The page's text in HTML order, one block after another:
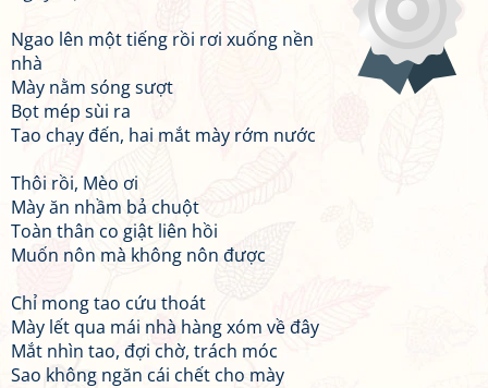
Ngao lên một tiếng rồi rơi xuống nền
nhà
Mày nằm sóng sượt
Bọt mép sùi ra
Tao chạy đến, hai mắt mày rớm nước
Thôi rồi, Mèo ơi
Mày ăn nhầm bả chuột
Toàn thân co giật liên hồi
Muốn nôn mà không nôn được
Chỉ mong tao cứu thoát
Mày lết qua mái nhà hàng xóm về đây
Mắt nhìn tao, đợi chờ, trách móc
Sao không ngăn cái chết cho mày